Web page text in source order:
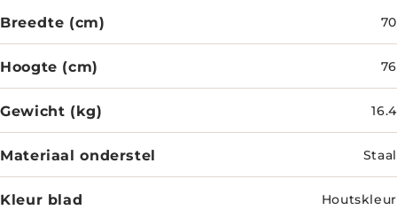
Breedte (cm) 70
Hoogte (cm) 76
Gewicht (kg) 16.4
Materiaal onderstel Staal
Kleur blad Houtskleur